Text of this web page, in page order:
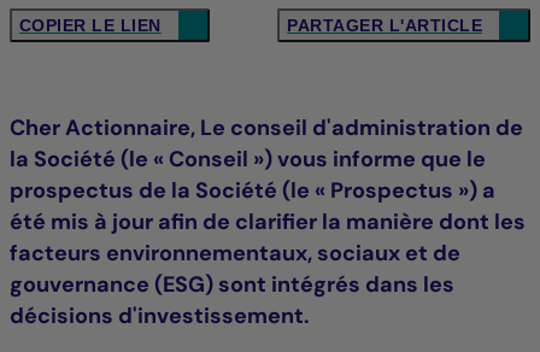
CH > FR
COPIER LE LIEN PARTAGER L'ARTICLE
Cher Actionnaire, Le conseil d'administration de
la Société (le « Conseil ») vous informe que le
prospectus de la Société (le « Prospectus ») a
été mis à jour afin de clarifier la manière dont les
facteurs environnementaux, sociaux et de
gouvernance (ESG) sont intégrés dans les
décisions d'investissement.